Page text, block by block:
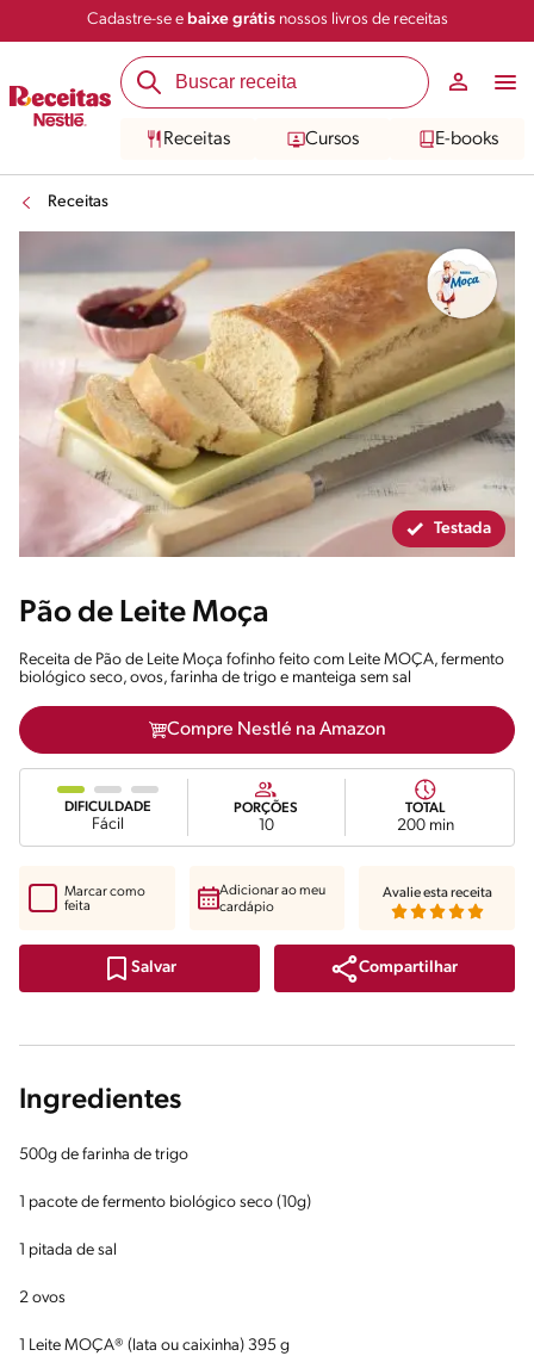
Cadastre-se e baixe grátisnossos livros de receitas
Receitas Cursos E-books
Receitas
Salvar Compartilhar
Testada
Pão de Leite Moça
Receita de Pão de Leite Moça fofinho feito com Leite MOÇA, fermento
biológico seco, ovos, farinha de trigo e manteiga sem sal
Compre Nestlé na Amazon
DIFICULDADE
Fácil
PORÇÕES
10
TOTAL
200 min
Salvar Compartilhar
Marcar como
feita
Adicionar ao meu
cardápio
Avalie esta receita
Ingredientes
500g de farinha de trigo
1 pacote de fermento biológico seco (10g)
1 pitada de sal
2 ovos
1 Leite MOÇA® (lata ou caixinha) 395 g